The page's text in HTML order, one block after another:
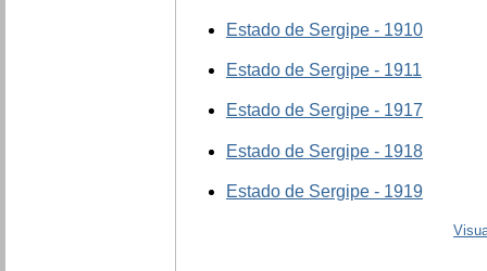
Estado de Sergipe - 1910
Estado de Sergipe - 1911
Estado de Sergipe - 1917
Estado de Sergipe - 1918
Estado de Sergipe - 1919